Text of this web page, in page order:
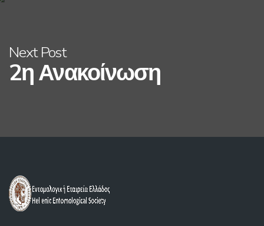
Next Post
2η Ανακοίνωση